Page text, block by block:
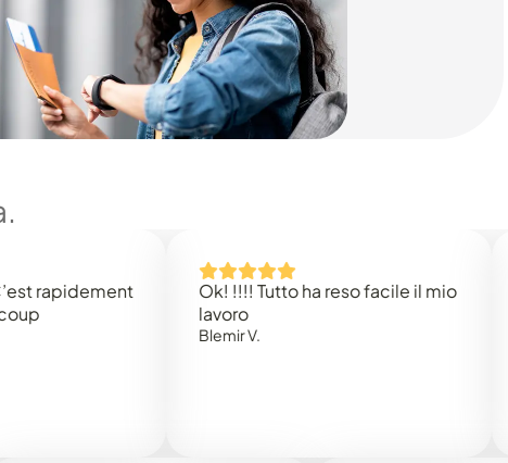
Ok! !!!! Tutto ha reso facile il mio